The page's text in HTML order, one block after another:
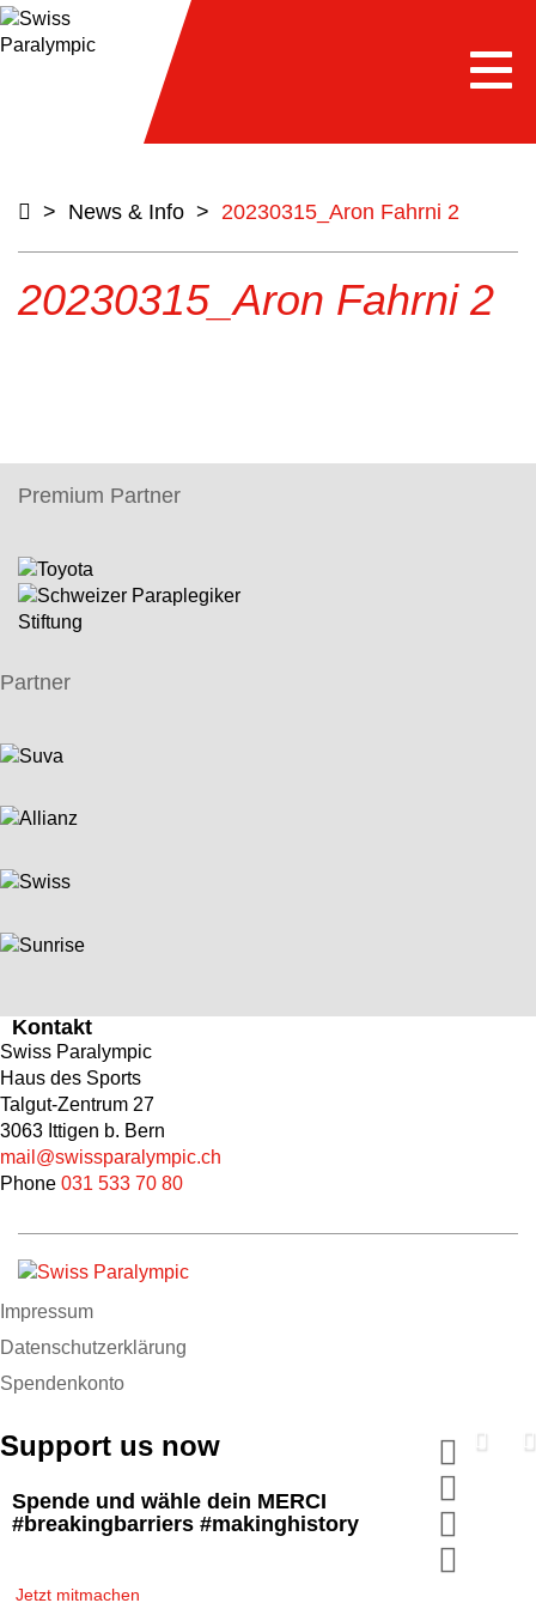
> News & Info > 20230315_Aron Fahrni 2
20230315_Aron Fahrni 2
Premium Partner
Partner
Kontakt
Swiss Paralympic
Haus des Sports
Talgut-Zentrum 27
3063 Ittigen b. Bern
mail@swissparalympic.ch
Phone 031 533 70 80
Impressum
Datenschutzerklärung
Spendenkonto
Support us now
Spende und wähle dein MERCI
#breakingbarriers #makinghistory
Jetzt mitmachen